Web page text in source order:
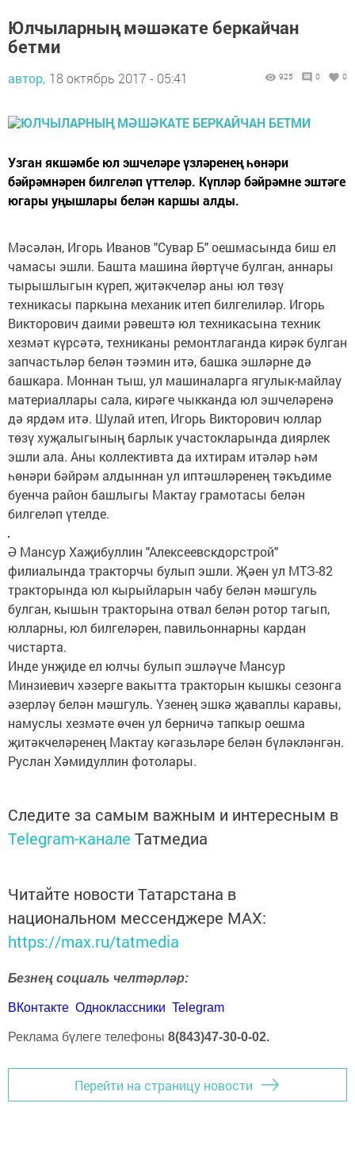
Юлчыларның мәшәкате беркайчан
бетми
автор, 18 октябрь 2017 - 05:41 925 0 0
Узган якшәмбе юл эшчеләре үзләренең һөнәри
бәйрәмнәрен билгеләп үттеләр. Күпләр бәйрәмне эштәге
югары уңышлары белән каршы алды.
Мәсәлән, Игорь Иванов "Сувар Б" оешмасында биш ел
чамасы эшли. Башта машина йөртүче булган, аннары
тырышлыгын күреп, җитәкчеләр аны юл төзү
техникасы паркына механик итеп билгелиләр. Игорь
Викторович даими рәвештә юл техникасына техник
хезмәт күрсәтә, техниканы ремонтлаганда кирәк булган
запчастьләр белән тәэмин итә, башка эшләрне дә
башкара. Моннан тыш, ул машиналарга ягулык-майлау
материаллары сала, кирәге чыкканда юл эшчеләренә
дә ярдәм итә. Шулай итеп, Игорь Викторович юллар
төзү хуҗалыгының барлык участокларында диярлек
эшли ала. Аны коллективта да ихтирам итәләр һәм
һөнәри бәйрәм алдыннан ул иптәшләренең тәкъдиме
буенча район башлыгы Мактау грамотасы белән
билгеләп үтелде.
Ә Мансур Хаҗибуллин "Алексеевскдорстрой"
филиалында тракторчы булып эшли. Җәен ул МТЗ-82
тракторында юл кырыйларын чабу белән мәшгуль
булган, кышын тракторына отвал белән ротор тагып,
юлларны, юл билгеләрен, павильоннарны кардан
чистарта.
Инде унҗиде ел юлчы булып эшләүче Мансур
Минзиевич хәзерге вакытта тракторын кышкы сезонга
әзерләү белән мәшгуль. Үзенең эшкә җаваплы каравы,
намуслы хезмәте өчен ул берничә тапкыр оешма
җитәкчеләренең Мактау кәгазьләре белән бүләкләнгән.
Руслан Хәмидуллин фотолары.
Следите за самым важным и интересным в
Telegram-канале Татмедиа
Читайте новости Татарстана в
национальном мессенджере MАХ:
https://max.ru/tatmedia
Безнең социаль челтәрләр:
ВКонтакте Одноклассники Telegram
Реклама бүлеге телефоны 8(843)47-30-0-02.
Перейти на страницу новости